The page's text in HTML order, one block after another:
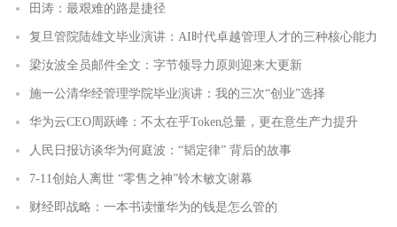
田涛：最艰难的路是捷径
复旦管院陆雄文毕业演讲：AI时代卓越管理人才的三种核心能力
梁汝波全员邮件全文：字节领导力原则迎来大更新
施一公清华经管理学院毕业演讲：我的三次“创业”选择
华为云CEO周跃峰：不太在乎Token总量，更在意生产力提升
人民日报访谈华为何庭波：“韬定律” 背后的故事
7-11创始人离世 “零售之神”铃木敏文谢幕
财经即战略：一本书读懂华为的钱是怎么管的